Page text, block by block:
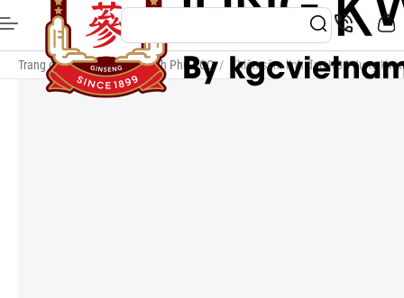
Trang chủ / Thiên Sâm Chính Phủ KGC / Thiên sâm linh đan KGC Jung